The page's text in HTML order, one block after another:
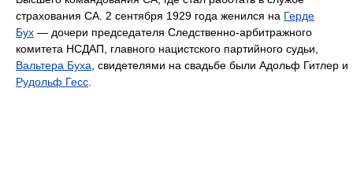
страхования СА. 2 сентября 1929 года женился на Герде
Бух — дочери председателя Следственно-арбитражного
комитета НСДАП, главного нацистского партийного судьи,
Вальтера Буха , свидетелями на свадьбе были Адольф Гитлер и
Рудольф Гесс